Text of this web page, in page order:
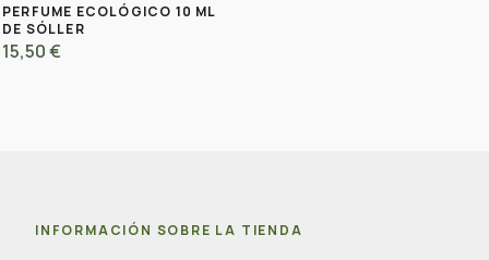
PERFUME ECOLÓGICO 10 ML
DE SÓLLER
15,50 €
INFORMACIÓN SOBRE LA TIENDA